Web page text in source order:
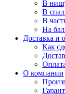
В
В
В
На
Доставка и
Как
О компании